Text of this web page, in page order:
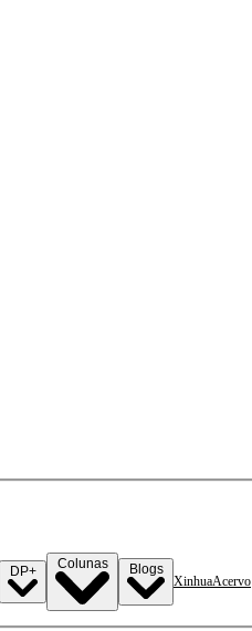
DP+ Colunas Blogs
XinhuaAcervo